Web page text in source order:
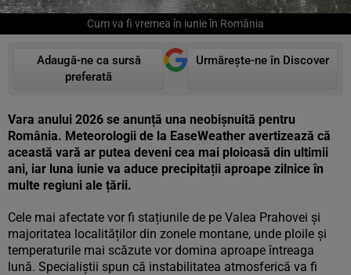
Cum va fi vremea în iunie în România
Adaugă-ne ca sursă
preferată
Urmărește-ne în Discover
Vara anului 2026 se anunță una neobișnuită pentru
România. Meteorologii de la EaseWeather avertizează că
această vară ar putea deveni cea mai ploioasă din ultimii
ani, iar luna iunie va aduce precipitații aproape zilnice în
multe regiuni ale țării.
Cele mai afectate vor fi stațiunile de pe Valea Prahovei și
majoritatea localităților din zonele montane, unde ploile și
temperaturile mai scăzute vor domina aproape întreaga
lună. Specialiștii spun că instabilitatea atmosferică va fi